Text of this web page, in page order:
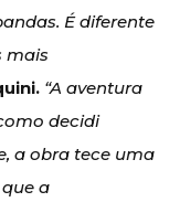
É diferente
mais
“A aventura
decidi
a obra tece uma
a